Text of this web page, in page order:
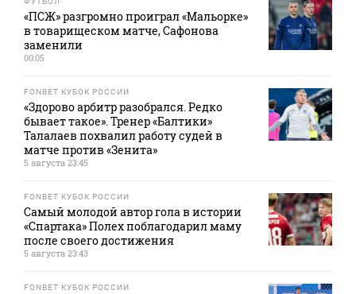
«ПСЖ» разгромно проиграл «Мальорке»
в товарищеском матче, Сафонова
заменили
00:05
FONBET КУБОК РОССИИ
«Здорово арбитр разобрался. Редко
бывает такое». Тренер «Балтики»
Талалаев похвалил работу судей в
матче против «Зенита»
5 августа 23:45
FONBET КУБОК РОССИИ
Самый молодой автор гола в истории
«Спартака» Полех поблагодарил маму
после своего достижения
5 августа 23:43
FONBET КУБОК РОССИИ